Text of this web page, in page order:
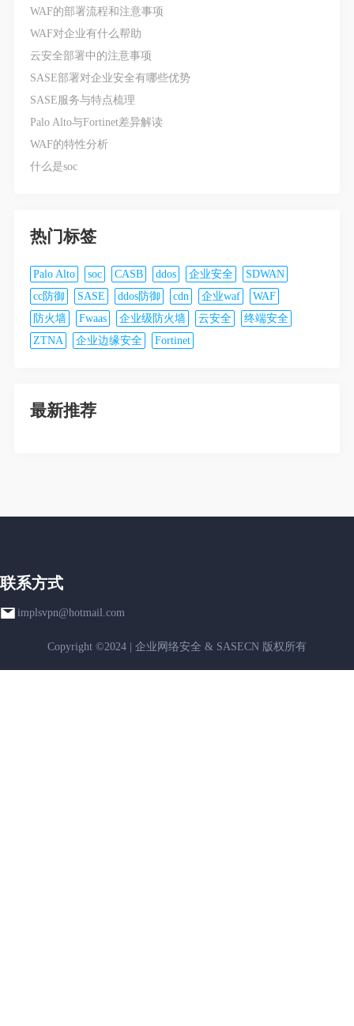
WAF的部署流程和注意事项
WAF对企业有什么帮助
云安全部署中的注意事项
SASE部署对企业安全有哪些优势
SASE服务与特点梳理
Palo Alto与Fortinet差异解读
WAF的特性分析
什么是soc
热门标签
Palo Alto soc CASB ddos 企业安全
SDWAN
cc防御
SASE ddos防御 cdn 企业waf
WAF
防火墙
Fwaas 企业级防火墙 云安全
终端安全
ZTNA
企业边缘安全 Fortinet
最新推荐
联系方式
implsvpn@hotmail.com
Copyright ©2024 | 企业网络安全 & SASECN 版权所有